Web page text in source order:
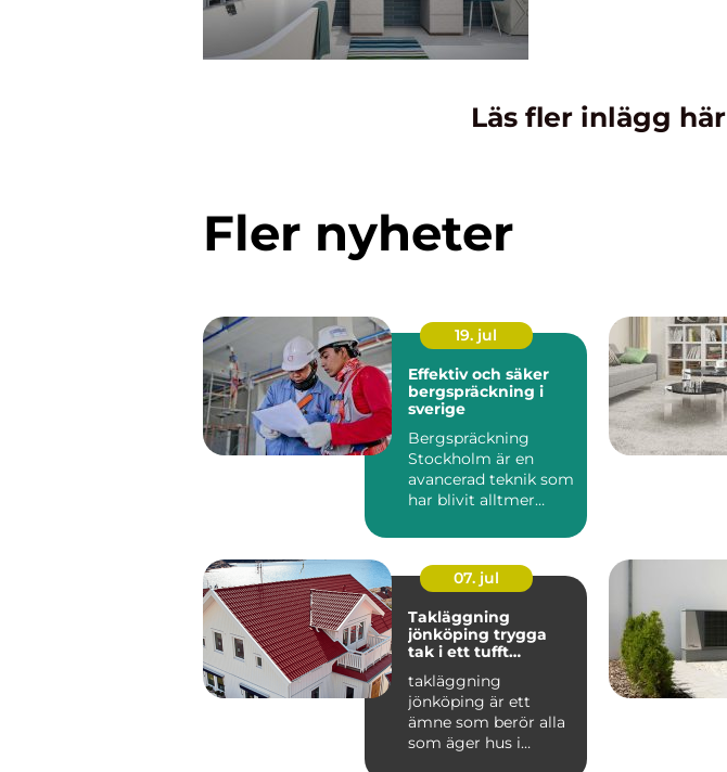
Läs fler inlägg här
Fler nyheter
19. jul
Effektiv och säker
bergspräckning i
sverige
Bergspräckning
Stockholm är en
avancerad teknik som
har blivit alltmer
07. jul
Takläggning
jönköping trygga
tak i ett tufft
takläggning
jönköping är ett
ämne som berör alla
som äger hus i